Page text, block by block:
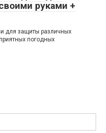
руками +
для защиты различных
погодных